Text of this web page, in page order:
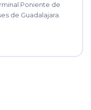
Poniente de
de Guadalajara.